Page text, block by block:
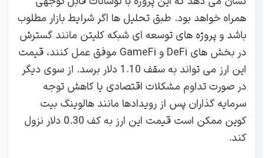
همراه خواهد بود. طبق تحلیل‌ ها اگر شرایط بازار مطلوب
باشد و پروژه‌ های توسعه‌ ای شبکه کلیتن مانند گسترش
در بخش‌ های DeFi و GameFi موفق عمل کنند، قیمت
این ارز می‌ تواند به سقف 1.10 دلار برسد. از سوی دیگر
در صورت تداوم مشکلات اقتصادی یا کاهش توجه
سرمایه‌ گذاران پس از رویدادها مانند هالوینگ بیت‌
کوین ممکن است قیمت این ارز به کف 0.30 دلار نزول
کند.